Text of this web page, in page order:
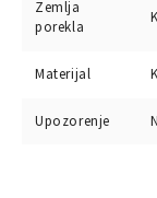
Zemlja
porekla
Materijal
Upozorenje